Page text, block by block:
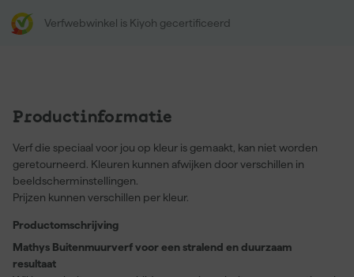
Verfwebwinkel is Kiyoh gecertificeerd
Productinformatie
Verf die speciaal voor jou op kleur is gemaakt, kan niet worden
geretourneerd. Kleuren kunnen afwijken door verschillen in
beeldscherminstellingen.
Prijzen kunnen verschillen per kleur.
Productomschrijving
Mathys Buitenmuurverf voor een stralend en duurzaam
resultaat